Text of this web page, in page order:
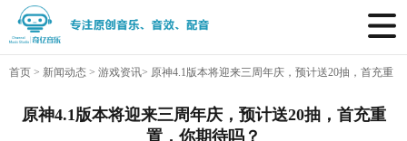
首页 > 新闻动态 > 游戏资讯> 原神4.1版本将迎来三周年庆，预计送20抽，首充重
置，你期待吗？
原神4.1版本将迎来三周年庆，预计送20抽，首充重
置，你期待吗？